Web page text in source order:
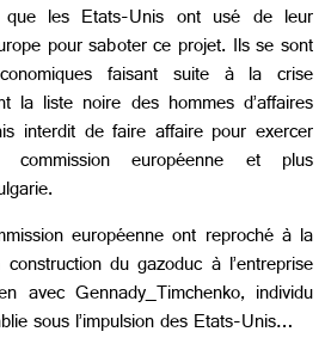
que les Etats-Unis ont usé de leur
pour saboter ce projet. Ils se sont
faisant suite à la crise
la liste noire des hommes d’affaires
interdit de faire affaire pour exercer
européenne et plus
européenne ont reproché à la
du gazoduc à l’entreprise
avec Gennady Timchenko, individu
sous l’impulsion des Etats-Unis…